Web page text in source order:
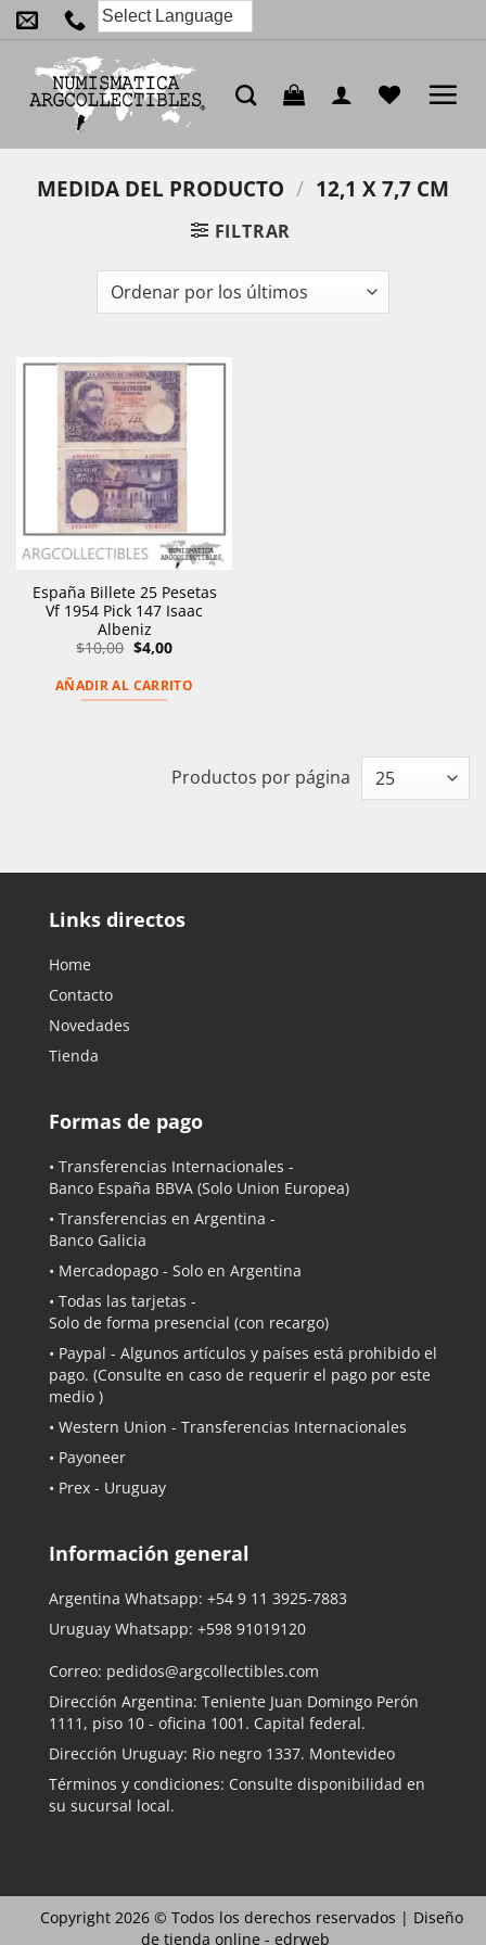
Saltar
al
contenido
MEDIDA DEL PRODUCTO / 12,1 X 7,7 CM
FILTRAR
España Billete 25 Pesetas
Vf 1954 Pick 147 Isaac
Albeniz
$10,00 El
precio
era:
$10,00.
$4,00El
es:
AÑADIR AL CARRITO
Productos por página
Links directos
Home
Contacto
Novedades
Tienda
Formas de pago
• Transferencias Internacionales -
Banco España BBVA (Solo Union Europea)
• Transferencias en Argentina -
Banco Galicia
• Mercadopago - Solo en Argentina
• Todas las tarjetas -
Solo de forma presencial (con recargo)
• Paypal - Algunos artículos y países está prohibido el
pago. (Consulte en caso de requerir el pago por este
medio )
• Western Union - Transferencias Internacionales
• Payoneer
• Prex - Uruguay
Información general
Argentina Whatsapp: +54 9 11 3925-7883
Uruguay Whatsapp: +598 91019120
Correo: pedidos@argcollectibles.com
Dirección Argentina: Teniente Juan Domingo Perón
1111, piso 10 - oficina 1001. Capital federal.
Dirección Uruguay: Rio negro 1337. Montevideo
Términos y condiciones: Consulte disponibilidad en
su sucursal local.
Copyright 2026 © Todos los derechos reservados | Diseño
de tienda online - edrweb